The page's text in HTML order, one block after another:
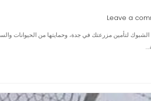
Leave a
لتأمين مزرعتك في جدة، وحمايتها من الحيوانات